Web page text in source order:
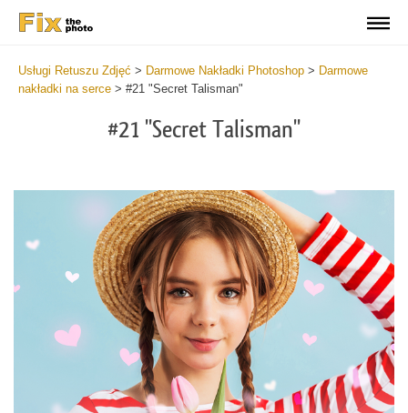
Usługi Retuszu Zdjęć > Darmowe Nakładki Photoshop > Darmowe
nakładki na serce > #21 "Secret Talisman"
#21 "Secret Talisman"